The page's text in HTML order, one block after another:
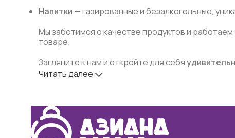
Напитки — газированные и безалкогольные,
Мы заботимся о качестве продуктов и
товаре.
Загляните к нам и откройте для себя
Читать далее